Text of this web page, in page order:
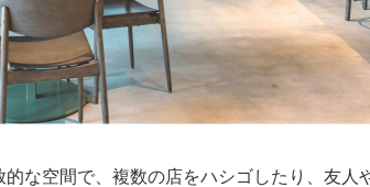
な空間で、複数の店をハシゴしたり、友人